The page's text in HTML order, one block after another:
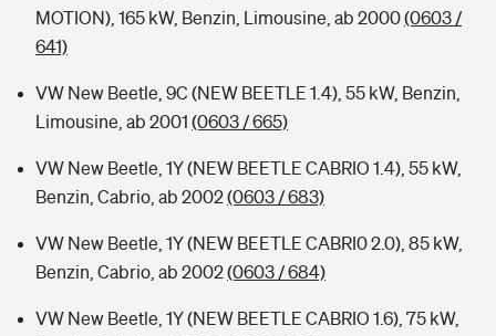
MOTION), 165 kW, Benzin, Limousine, ab 2000(0603 /
641)
VW New Beetle, 9C (NEW BEETLE 1.4), 55 kW, Benzin,
Limousine, ab 2001 (0603 / 665)
VW New Beetle, 1Y (NEW BEETLE CABRIO 1.4), 55 kW,
Benzin, Cabrio, ab 2002(0603 / 683)
VW New Beetle, 1Y (NEW BEETLE CABRI0 2.0), 85 kW,
Benzin, Cabrio, ab 2002(0603 / 684)
VW New Beetle, 1Y (NEW BEETLE CABRIO 1.6), 75 kW,